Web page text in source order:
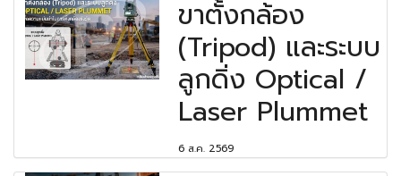
ขาตั้งกล้อง
(Tripod) และระบบ
ลูกดิ่ง Optical /
Laser Plummet
6 ส.ค. 2569